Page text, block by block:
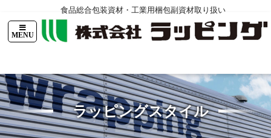
食品総合包装資材・工業用梱包副資材取り扱い
ラッピングスタイル